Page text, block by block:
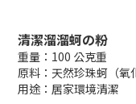
清潔溜溜蚵の粉
重量：100 公克重
原料：天然珍珠蚵（氧
用途：居家環境清潔